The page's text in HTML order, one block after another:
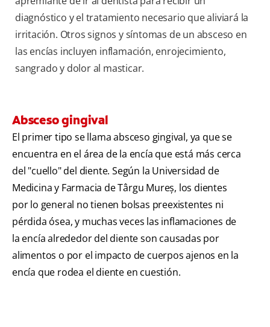
diagnóstico y el tratamiento necesario que aliviará la
irritación. Otros signos y síntomas de un absceso en
las encías incluyen inflamación, enrojecimiento,
sangrado y dolor al masticar.
Absceso gingival
El primer tipo se llama absceso gingival, ya que se
encuentra en el área de la encía que está más cerca
del "cuello" del diente. Según la Universidad de
Medicina y Farmacia de Târgu Mureș, los dientes
por lo general no tienen bolsas preexistentes ni
pérdida ósea, y muchas veces las inflamaciones de
la encía alrededor del diente son causadas por
alimentos o por el impacto de cuerpos ajenos en la
encía que rodea el diente en cuestión.